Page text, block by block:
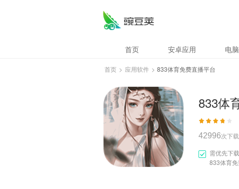
首页 安卓应用 电
首页 > 应用软件 > 833体育免费直播平台
833体
42996次下载
需优先下载
833体育